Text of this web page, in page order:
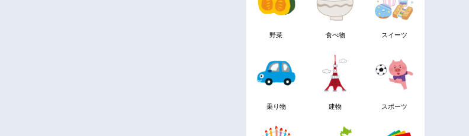
野菜 食べ物 スイーツ
乗り物 建物 スポーツ